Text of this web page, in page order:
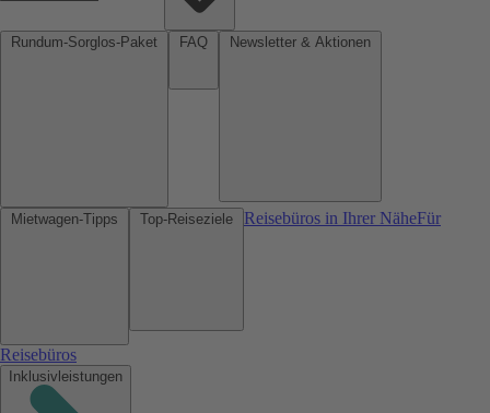
Reisebüros in Ihrer NäheFür
Reisebüros
Inklusivleistungen